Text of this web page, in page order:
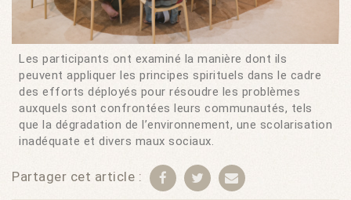
Les participants ont examiné la manière dont ils
peuvent appliquer les principes spirituels dans le cadre
des efforts déployés pour résoudre les problèmes
auxquels sont confrontées leurs communautés, tels
que la dégradation de l’environnement, une scolarisation
inadéquate et divers maux sociaux.
Partager cet article :